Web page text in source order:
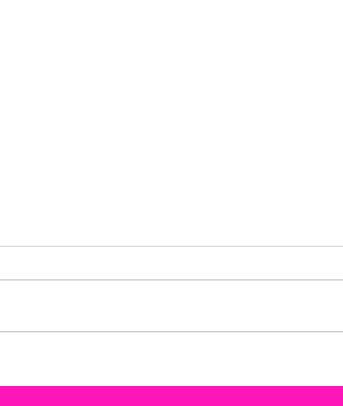
y este 2 de junio vamos a ganar: